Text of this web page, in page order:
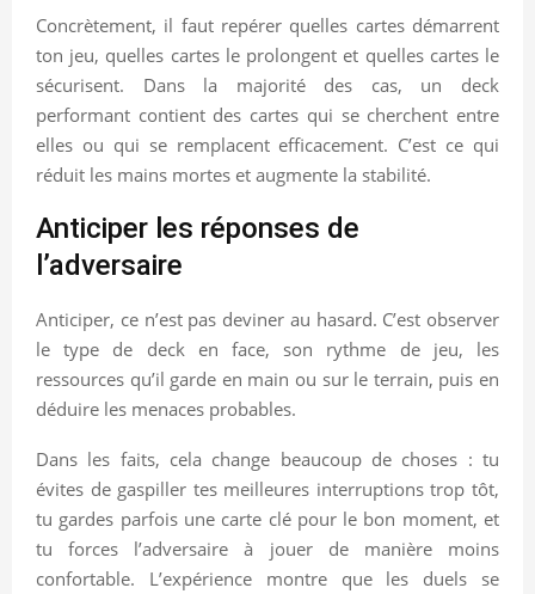
Concrètement, il faut repérer quelles cartes démarrent
ton jeu, quelles cartes le prolongent et quelles cartes le
sécurisent. Dans la majorité des cas, un deck
performant contient des cartes qui se cherchent entre
elles ou qui se remplacent efficacement. C’est ce qui
réduit les mains mortes et augmente la stabilité.
Anticiper les réponses de
l’adversaire
Anticiper, ce n’est pas deviner au hasard. C’est observer
le type de deck en face, son rythme de jeu, les
ressources qu’il garde en main ou sur le terrain, puis en
déduire les menaces probables.
Dans les faits, cela change beaucoup de choses : tu
évites de gaspiller tes meilleures interruptions trop tôt,
tu gardes parfois une carte clé pour le bon moment, et
tu forces l’adversaire à jouer de manière moins
confortable. L’expérience montre que les duels se